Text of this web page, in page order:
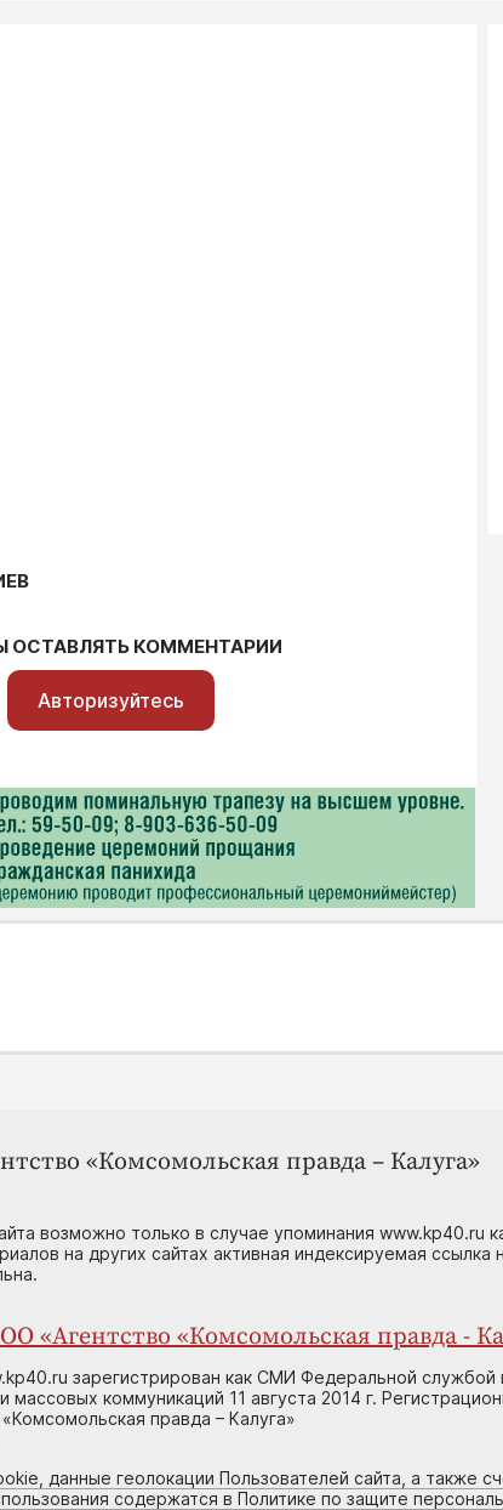
ОСТАВЛЯТЬ КОММЕНТАРИИ
Авторизуйтесь
«Комсомольская правда – Калуга»
возможно только в случае упоминания www.kp40.ru
на других сайтах активная индексируемая
«Агентство «Комсомольская правда -
зарегистрирован как СМИ Федеральной службой
массовых коммуникаций 11 августа 2014 г.
правда – Калуга»
данные геолокации Пользователей сайта, а также
содержатся в Политике по защите